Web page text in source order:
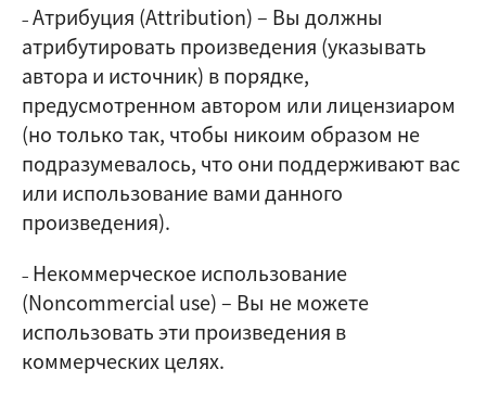
– Атрибуция (Attribution)– Вы должны
атрибутировать произведения (указывать
автора и источник) в порядке,
предусмотренном автором или лицензиаром
(но только так, чтобы никоим образом не
подразумевалось, что они поддерживают вас
или использование вами данного
произведения).
– Некоммерческое использование
(Noncommercial use)– Вы не можете
использовать эти произведения в
коммерческих целях.